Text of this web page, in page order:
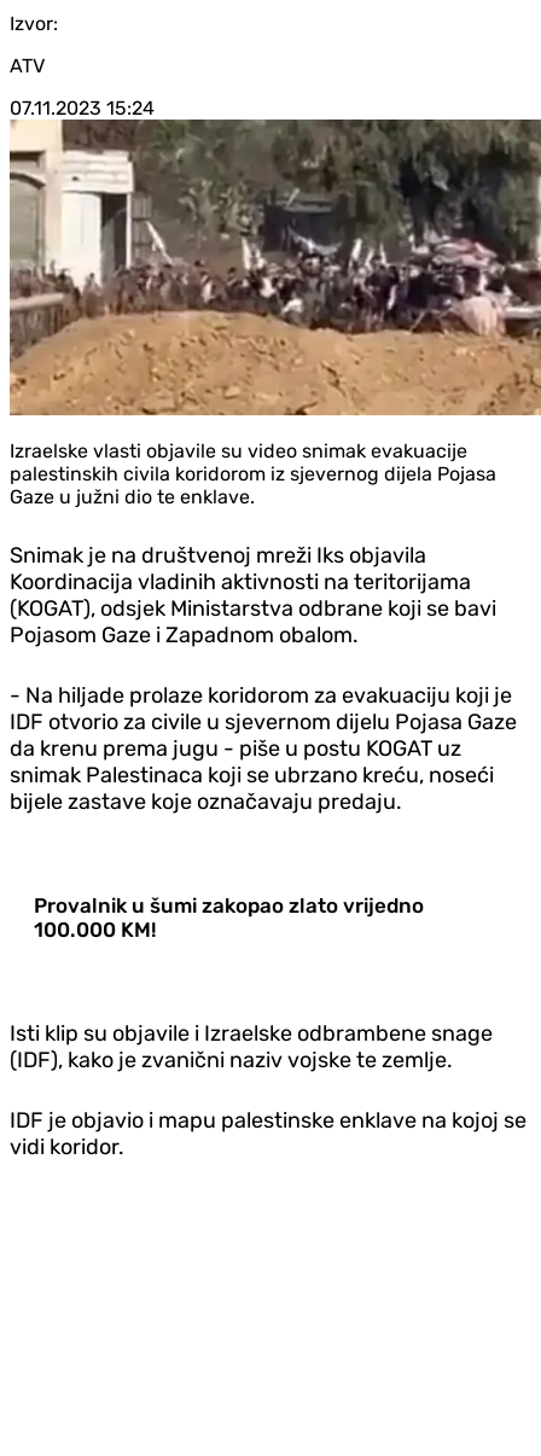
Izvor:
ATV
07.11.2023 15:24
Izraelske vlasti objavile su video snimak evakuacije
palestinskih civila koridorom iz sjevernog dijela Pojasa
Gaze u južni dio te enklave.
Snimak je na društvenoj mreži Iks objavila
Koordinacija vladinih aktivnosti na teritorijama
(KOGAT), odsjek Ministarstva odbrane koji se bavi
Pojasom Gaze i Zapadnom obalom.
- Na hiljade prolaze koridorom za evakuaciju koji je
IDF otvorio za civile u sjevernom dijelu Pojasa Gaze
da krenu prema jugu - piše u postu KOGAT uz
snimak Palestinaca koji se ubrzano kreću, noseći
bijele zastave koje označavaju predaju.
Provalnik u šumi zakopao zlato vrijedno
100.000 KM!
Isti klip su objavile i Izraelske odbrambene snage
(IDF), kako je zvanični naziv vojske te zemlje.
IDF je objavio i mapu palestinske enklave na kojoj se
vidi koridor.